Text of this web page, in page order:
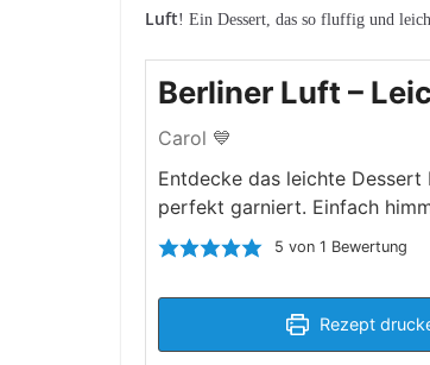
Luft! Ein Dessert, das so fluffig und
Berliner Luft –
Carol 💙
Entdecke das leichte
perfekt garniert. Einfach
5 von 1 Bewertung
Rezept